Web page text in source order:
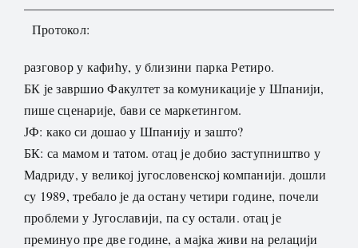
Протокол:
разговор у кафићу, у близини парка Ретиро.
БК је завршио Факултет за комуникације у Шпанији,
пише сценарије, бави се маркетингом.
ЈФ: како си дошао у Шпанију и зашто?
БК: са мамом и татом. отац је добио заступништво у
Мадриду, у великој југословенској компанији. дошли
су 1989, требало је да остану четири године, почели
проблеми у Југославији, па су остали. отац је
преминуо пре две године, а мајка живи на релацији